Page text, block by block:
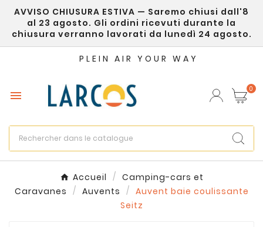
AVVISO CHIUSURA ESTIVA — Saremo chiusi dall'8
al 23 agosto. Gli ordini ricevuti durante la
chiusura verranno lavorati da lunedì 24 agosto.
PLEIN AIR YOUR WAY
 0
Accueil
Camping-cars et
Caravanes
Auvents
Auvent baie coulissante
Seitz
Créer une liste d'envies ×
Nom de la liste d'envies
Annuler Créer une liste d'envies